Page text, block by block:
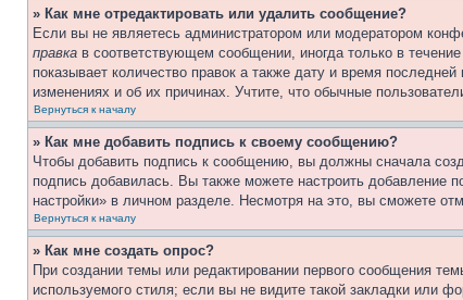
» Как мне отредактировать или удалить сообщение?
Если вы не являетесь администратором или модератором
правка в соответствующем сообщении, иногда только в
показывает количество правок а также дату и время
изменениях и об их причинах. Учтите, что обычные
Вернуться к началу
» Как мне добавить подпись к своему сообщению?
Чтобы добавить подпись к сообщению, вы должны сначала
подпись добавилась. Вы также можете настроить
настройки» в личном разделе. Несмотря на это, вы сможете
Вернуться к началу
» Как мне создать опрос?
При создании темы или редактировании первого сообщения
используемого стиля; если вы не видите такой закладки или